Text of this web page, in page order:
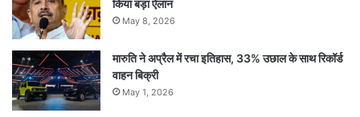
किया बड़ा ऐलान
May 8, 2026
मारुति ने अप्रैल में रचा इतिहास, 33% उछाल के साथ रिकॉर्ड
वाहन बिक्री
May 1, 2026